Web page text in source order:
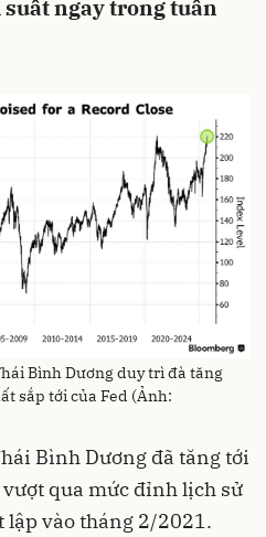
suất ngay trong tuần
Bình Dương duy trì đà tăng
sắp tới của Fed (Ảnh:
Bình Dương đã tăng tới
qua mức đỉnh lịch sử
vào tháng 2/2021.